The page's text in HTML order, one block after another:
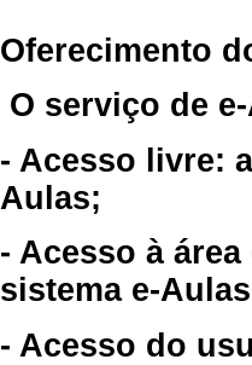
Oferecimento
O serviço de
- Acesso livre:
Aulas;
- Acesso à
sistema e-
- Acesso do